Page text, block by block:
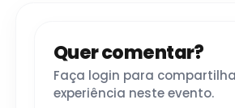
Quer comentar?
Faça login para
experiência neste evento.